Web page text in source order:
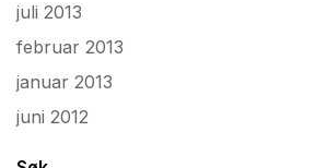
juli 2013
februar 2013
januar 2013
juni 2012